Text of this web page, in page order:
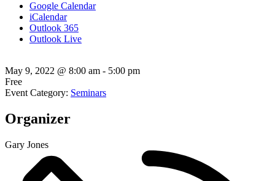
Google Calendar
iCalendar
Outlook 365
Outlook Live
May 9, 2022 @ 8:00 am - 5:00 pm
Free
Event Category: Seminars
Organizer
Gary Jones